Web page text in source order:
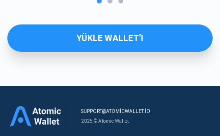
YÜKLE WALLET’I
SUPPORT@ATOMICWALLET.IO
2025 © Atomic Wallet